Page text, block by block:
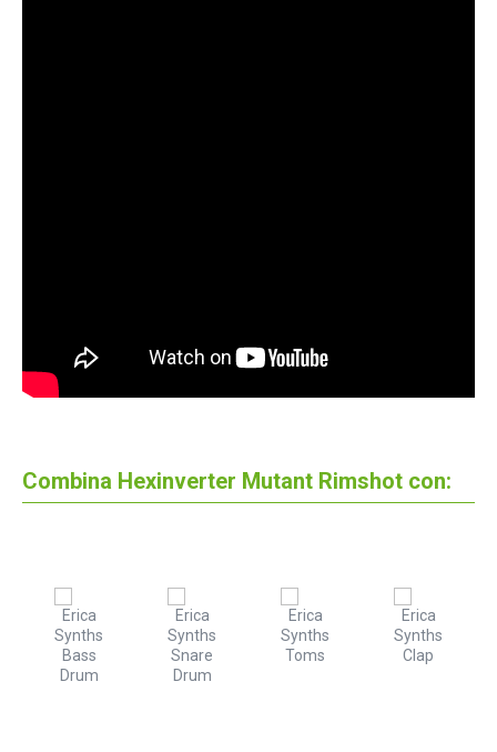
Combina Hexinverter Mutant Rimshot con: